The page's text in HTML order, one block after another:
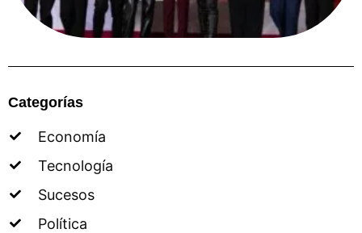
Categorías
Economía
Tecnología
Sucesos
Política